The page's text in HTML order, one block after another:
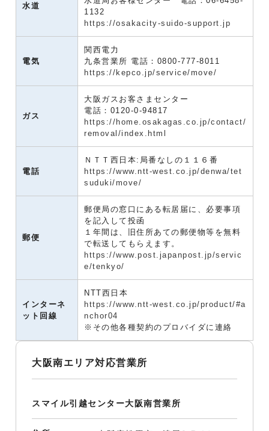
水道
1132
https://osakacity-suido-support.jp
電気
関西電力
九条営業所 電話：0800-777-8011
https://kepco.jp/service/move/
ガス
大阪ガスお客さまセンター
電話：0120-0-94817
https://home.osakagas.co.jp/contact/
removal/index.html
電話
ＮＴＴ西日本:局番なしの１１６番
https://www.ntt-west.co.jp/denwa/tet
suduki/move/
郵便
郵便局の窓口にある転居届に、必要事項
を記入して投函
１年間は、旧住所あての郵便物等を無料
で転送してもらえます。
https://www.post.japanpost.jp/servic
e/tenkyo/
インターネ
ット回線
NTT西日本
https://www.ntt-west.co.jp/product/#a
nchor04
※その他各種契約のプロバイダに連絡
大阪南エリア対応営業所
スマイル引越センター大阪南営業所